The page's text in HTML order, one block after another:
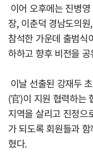
이어 오후에는 진병
장, 이춘덕 경남도의
참석한 가운데 출범식
하하고 향후 비전을
이날 선출된 강재두
(官)이 지원 협력하는
지역을 살리고 진정으
가 되도록 회원들과
혔다.